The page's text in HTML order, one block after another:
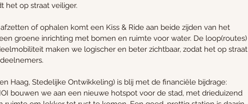
het op straat veiliger.
of ophalen komt een Kiss & Ride aan beide zijden van het
groene inrichting met bomen en ruimte voor water. De loop(routes)
maken we logischer en beter zichtbaar, zodat het op straat
Haag, Stedelijke Ontwikkeling) is blij met de financiële bijdrage:
bouwen we aan een nieuwe hotspot voor de stad, met drieduizend